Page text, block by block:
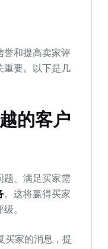
誉和提高卖家评
重要。以下是几
的客户
题、满足买家需
。这将赢得买家
。
买家的消息，提